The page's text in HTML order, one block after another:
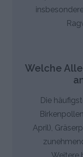
Welche
Die
April),